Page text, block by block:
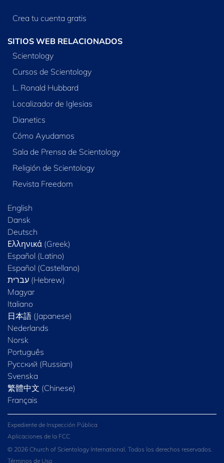
Crea tu cuenta gratis
SITIOS WEB RELACIONADOS
Scientology
Cursos de Scientology
L. Ronald Hubbard
Localizador de Iglesias
Dianetics
Cómo Ayudamos
Sala de Prensa de Scientology
Religión de Scientology
Revista Freedom
English
Dansk
Deutsch
Ελληνικά (Greek)
Español (Latino)
Español (Castellano)
Magyar
Italiano
日本語 (Japanese)
Nederlands
Norsk
Português
Русский (Russian)
Svenska
繁體中文 (Chinese)
Français
Expediente de Inspección Pública
Aplicaciones de la FCC
© 2026 Church of Scientology International. Todos los derechos reservados.
Términos de Uso